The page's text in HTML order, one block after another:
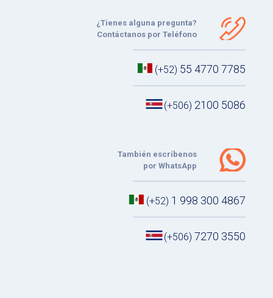
¿Tienes alguna pregunta?
Contáctanos por Teléfono
(+52) 55 4770 7785
(+506) 2100 5086
También escríbenos
por WhatsApp
(+52) 1 998 300 4867
(+506) 7270 3550